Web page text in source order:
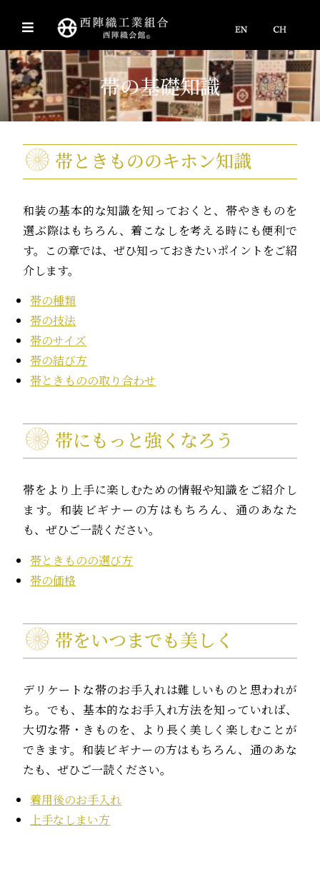
帯の基礎知識
帯ときもののキホン知識
和装の基本的な知識を知っておくと、帯やきものを
選ぶ際はもちろん、着こなしを考える時にも便利で
す。この章では、ぜひ知っておきたいポイントをご紹
介します。
帯の種類
帯の技法
帯のサイズ
帯の結び方
帯ときものの取り合わせ
帯にもっと強くなろう
帯をより上手に楽しむための情報や知識をご紹介し
ます。和装ビギナーの方はもちろん、通のあなた
も、ぜひご一読ください。
帯ときものの選び方
帯の価格
帯をいつまでも美しく
デリケートな帯のお手入れは難しいものと思われが
ち。でも、基本的なお手入れ方法を知っていれば、
大切な帯・きものを、より長く美しく楽しむことが
できます。和装ビギナーの方はもちろん、通のあな
たも、ぜひご一読ください。
着用後のお手入れ
上手なしまい方